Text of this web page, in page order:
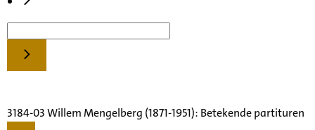
3184-03 Willem Mengelberg (1871-1951): Betekende partituren